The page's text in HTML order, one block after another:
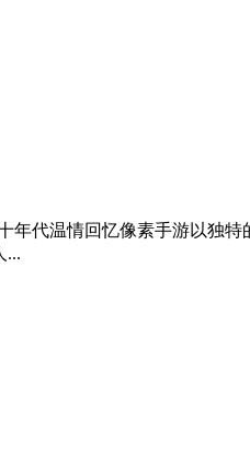
年代温情回忆像素手游以独
...